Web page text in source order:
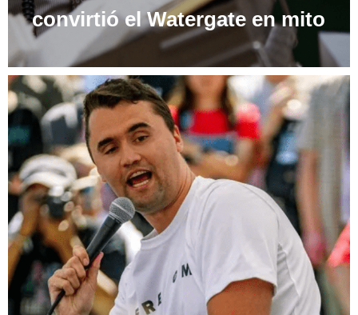
convirtió el Watergate en mito